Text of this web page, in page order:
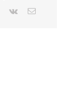
Pinterest
Vk
E-